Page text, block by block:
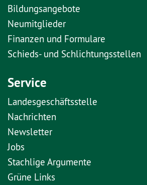
Bildungsangebote
Neumitglieder
Finanzen und Formulare
Schieds- und Schlichtungsstellen
Service
Landesgeschäftsstelle
Nachrichten
Newsletter
Jobs
Stachlige Argumente
Grüne Links